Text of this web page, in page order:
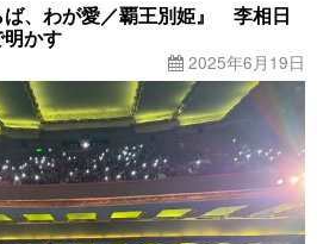
ば、わが愛／覇王別姫』 李相日
かす
2025年6月19日